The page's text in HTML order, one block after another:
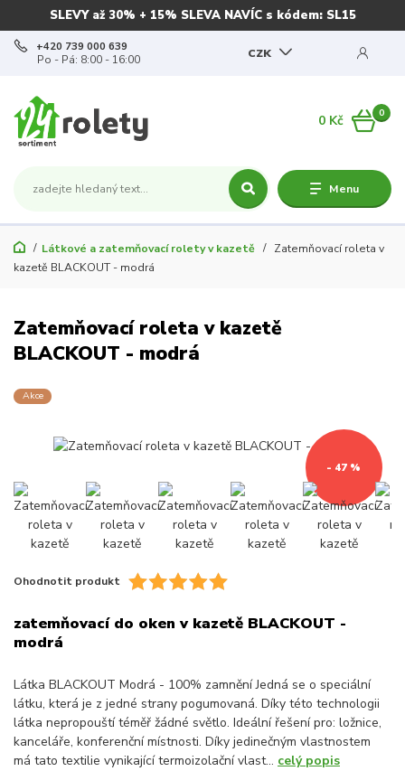
SLEVY až 30% + 15% SLEVA NAVÍC s kódem: SL15
Menu
CZK
+420 739 000 639
Po - Pá: 8:00 - 16:00
0
0 Kč
Látkové a zatemňovací rolety v kazetě
Zatemňovací roleta v
kazetě BLACKOUT - modrá
Zatemňovací roleta v kazetě
BLACKOUT - modrá
Akce
- 47 %
Ohodnotit produkt
zatemňovací do oken v kazetě BLACKOUT -
modrá
Látka BLACKOUT Modrá - 100% zamnění Jedná se o speciální
látku, která je z jedné strany pogumovaná. Díky této technologii
látka nepropouští téměř žádné světlo. Ideální řešení pro: ložnice,
kanceláře, konferenční místnosti. Díky jedinečným vlastnostem
má tato textilie vynikající termoizolační vlast... celý popis